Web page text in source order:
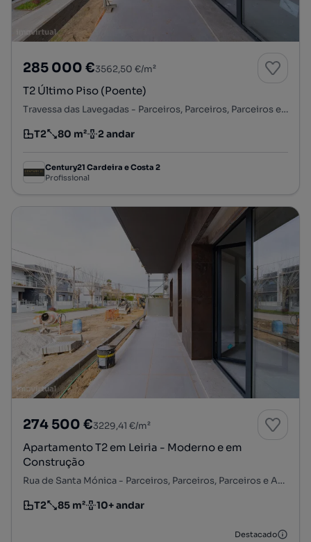
285 000 €3562,50 €/m²
T2 Último Piso (Poente)
Travessa das Lavegadas - Parceiros, Parceiros, Parceiros e Azoia, Leiria, Leiria
Tipologia
T2
Preço por metro quadrado
80 m²
Andar 2 andar
Century21 Cardeira e Costa 2
Profissional
274 500 €3229,41 €/m²
Apartamento T2 em Leiria - Moderno e em
Construção
Rua de Santa Mónica - Parceiros, Parceiros, Parceiros e Azoia, Leiria, Leiria
Tipologia
T2
Preço por metro quadrado
85 m²
Andar 10+ andar
Destacado